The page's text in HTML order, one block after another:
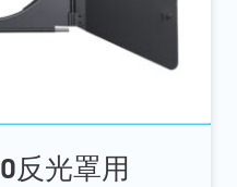
反光罩用